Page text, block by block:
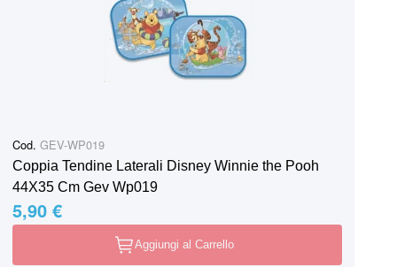
Cod. GEV-WP019
Coppia Tendine Laterali Disney Winnie the Pooh
44X35 Cm Gev Wp019
5,90 €
Aggiungi al Carrello